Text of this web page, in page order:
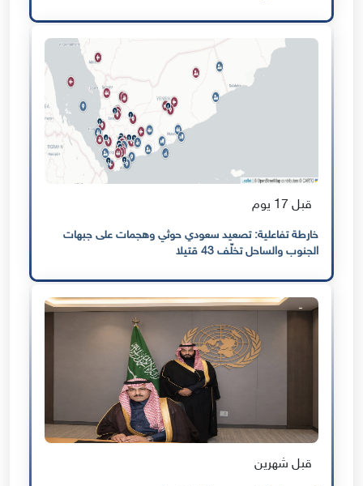
قبل 17 يوم
خارطة تفاعلية: تصعيد سعودي حوثي وهجمات على جبهات
الجنوب والساحل تخلّف 43 قتيلا
قبل شهرين